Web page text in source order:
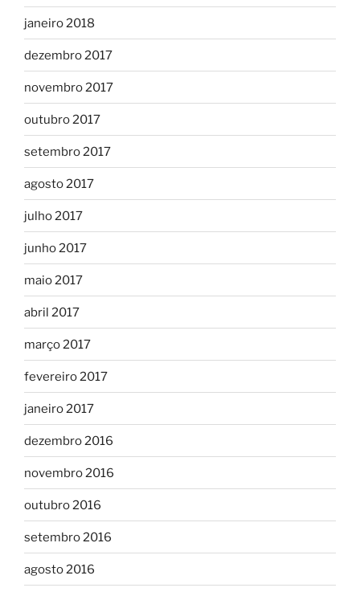
janeiro 2018
dezembro 2017
novembro 2017
outubro 2017
setembro 2017
agosto 2017
julho 2017
junho 2017
maio 2017
abril 2017
março 2017
fevereiro 2017
janeiro 2017
dezembro 2016
novembro 2016
outubro 2016
setembro 2016
agosto 2016